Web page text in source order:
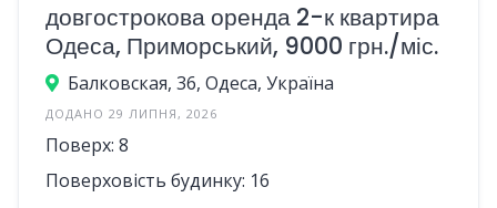
довгострокова оренда 2-к квартира
Одеса, Приморський, 9000 грн./міс.
Балковская, 36, Одеса, Україна
ДОДАНО 29 ЛИПНЯ, 2026
Поверх: 8
Поверховість будинку: 16